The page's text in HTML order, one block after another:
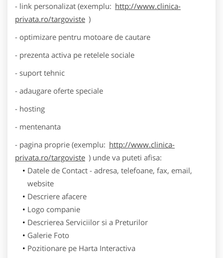
- link personalizat (exemplu: http://www.clinica-
privata.ro/targoviste )
- optimizare pentru motoare de cautare
- prezenta activa pe retelele sociale
- suport tehnic
- adaugare oferte speciale
- hosting
- mentenanta
- pagina proprie (exemplu: http://www.clinica-
privata.ro/targoviste ) unde va puteti afisa:
Datele de Contact - adresa, telefoane, fax, email,
website
Descriere afacere
Logo companie
Descrierea Serviciilor si a Preturilor
Galerie Foto
Pozitionare pe Harta Interactiva